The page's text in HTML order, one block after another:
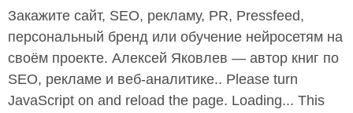
Закажите сайт, SEO, рекламу, PR, Pressfeed,
персональный бренд или обучение нейросетям на
своём проекте. Алексей Яковлев — автор книг по
SEO, рекламе и веб-аналитике.. Please turn
JavaScript on and reload the page. Loading... This